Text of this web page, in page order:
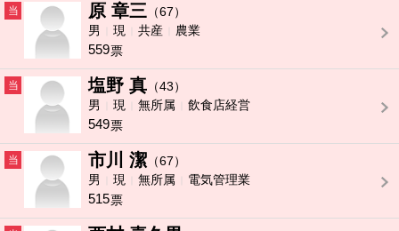
当 原 章三 （67）
男
現 共産 農業
559票
当 塩野 真 （43）
男
現 無所属 飲食店経営
549票
当 市川 潔 （67）
男
現 無所属 電気管理業
515票